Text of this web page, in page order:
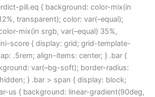
pill.eq { background: color-mix(in
transparent); color: var(–equal);
mix(in srgb, var(–equal) 35%,
score { display: grid; grid-template-
.5rem; align-items: center; } .bar {
var(–bg-soft); border-radius:
} .bar > span { display: block;
us { background: linear-gradient(90deg,